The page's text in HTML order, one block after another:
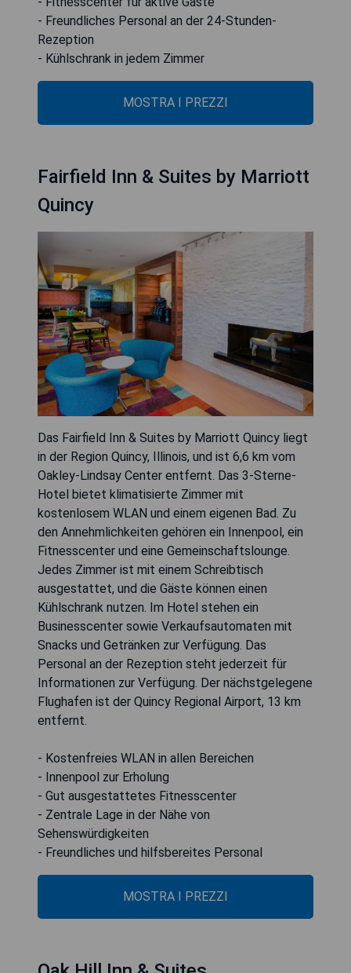
- Freundliches Personal an der 24-Stunden-
Rezeption
- Kühlschrank in jedem Zimmer
MOSTRA I PREZZI
Fairfield Inn & Suites by Marriott
Quincy
Das Fairfield Inn & Suites by Marriott Quincy liegt
in der Region Quincy, Illinois, und ist 6,6 km vom
Oakley-Lindsay Center entfernt. Das 3-Sterne-
Hotel bietet klimatisierte Zimmer mit
kostenlosem WLAN und einem eigenen Bad. Zu
den Annehmlichkeiten gehören ein Innenpool, ein
Fitnesscenter und eine Gemeinschaftslounge.
Jedes Zimmer ist mit einem Schreibtisch
ausgestattet, und die Gäste können einen
Kühlschrank nutzen. Im Hotel stehen ein
Businesscenter sowie Verkaufsautomaten mit
Snacks und Getränken zur Verfügung. Das
Personal an der Rezeption steht jederzeit für
Informationen zur Verfügung. Der nächstgelegene
Flughafen ist der Quincy Regional Airport, 13 km
entfernt.
- Kostenfreies WLAN in allen Bereichen
- Innenpool zur Erholung
- Gut ausgestattetes Fitnesscenter
- Zentrale Lage in der Nähe von
Sehenswürdigkeiten
- Freundliches und hilfsbereites Personal
MOSTRA I PREZZI